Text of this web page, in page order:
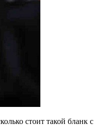
стоит такой бланк с